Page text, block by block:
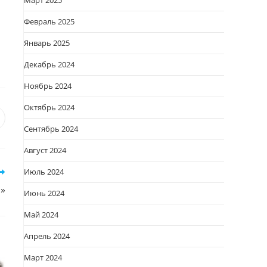
новом
Февраль 2025
Январь 2025
Декабрь 2024
Ноябрь 2024
Октябрь 2024
Сентябрь 2024
Август 2024
Июль 2024
Июнь 2024
Май 2024
Апрель 2024
Март 2024